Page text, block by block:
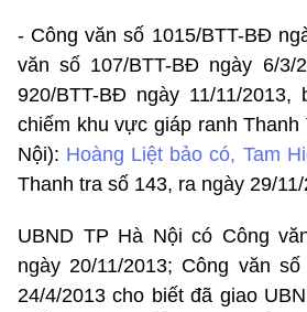
- Công văn số 1015/BTT-BĐ
văn số 107/BTT-BĐ ngày 6/3/
920/BTT-BĐ ngày 11/11/2013,
chiếm khu vực giáp ranh Thanh
Nội): Hoàng Liệt bảo có, Tam
Thanh tra số 143, ra ngày 29/
UBND TP Hà Nội có Công
ngày 20/11/2013; Công văn
24/4/2013 cho biết đã giao